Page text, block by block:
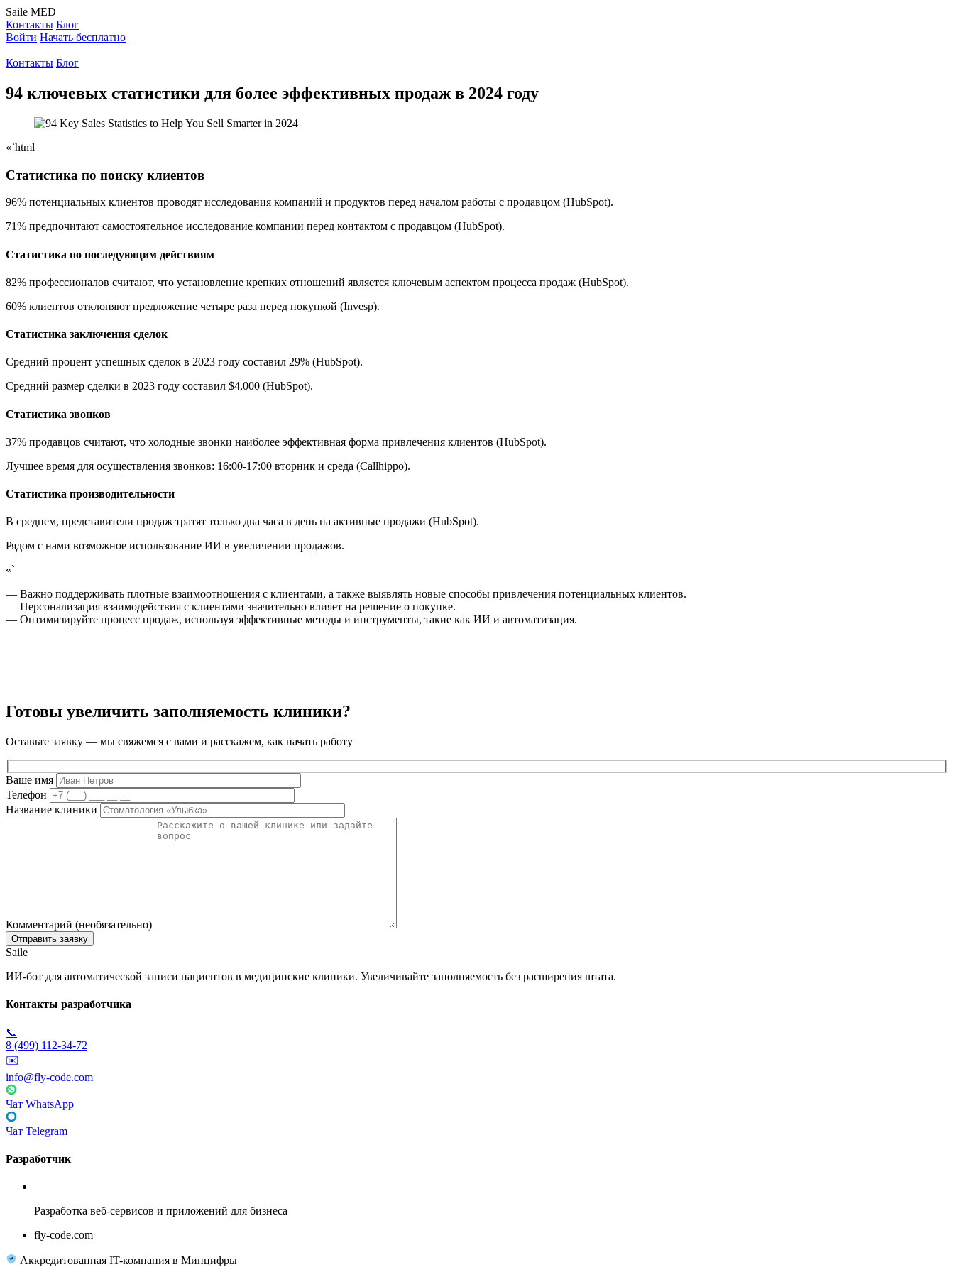
Saile MED
Контакты Блог
Войти Начать бесплатно
Контакты Блог
94 ключевых статистики для более эффективных продаж в 2024 году
«`html
Статистика по поиску клиентов
96% потенциальных клиентов проводят исследования компаний и продуктов перед началом работы с продавцом (HubSpot).
71% предпочитают самостоятельное исследование компании перед контактом с продавцом (HubSpot).
Статистика по последующим действиям
82% профессионалов считают, что установление крепких отношений является ключевым аспектом процесса продаж (HubSpot).
60% клиентов отклоняют предложение четыре раза перед покупкой (Invesp).
Статистика заключения сделок
Средний процент успешных сделок в 2023 году составил 29% (HubSpot).
Средний размер сделки в 2023 году составил $4,000 (HubSpot).
Статистика звонков
37% продавцов считают, что холодные звонки наиболее эффективная форма привлечения клиентов (HubSpot).
Лучшее время для осуществления звонков: 16:00-17:00 вторник и среда (Callhippo).
Статистика производительности
В среднем, представители продаж тратят только два часа в день на активные продажи (HubSpot).
Рядом с нами возможное использование ИИ в увеличении продажов.
«`
— Важно поддерживать плотные взаимоотношения с клиентами, а также выявлять новые способы привлечения потенциальных клиентов.
— Персонализация взаимодействия с клиентами значительно влияет на решение о покупке.
— Оптимизируйте процесс продаж, используя эффективные методы и инструменты, такие как ИИ и автоматизация.
Готовы увеличить заполняемость клиники?
Оставьте заявку — мы свяжемся с вами и расскажем, как начать работу
Ваше имя
Телефон
Название клиники
Комментарий (необязательно)
Saile
ИИ-бот для автоматической записи пациентов в медицинские клиники. Увеличивайте заполняемость без расширения штата.
Контакты разработчика
📞
8 (499) 112-34-72
✉️
info@fly-code.com
Чат WhatsApp
Чат Telegram
Разработчик
Разработка веб-сервисов и приложений для бизнеса
fly-code.com
Аккредитованная IT-компания в Минцифры